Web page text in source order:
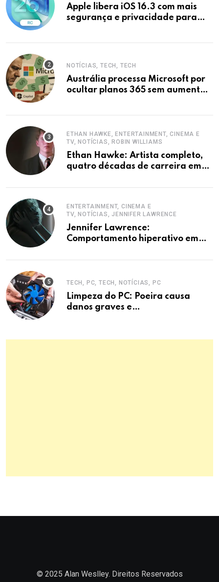
Apple libera iOS 16.3 com mais
segurança e privacidade para
NOTÍCIAS, TECH, TECH
Austrália processa Microsoft por
ocultar planos 365 sem aumento e
ETHAN HAWKE, ENTERTAINMENT, CINEMA E
TV, NOTÍCIAS, ROBIN WILLIAMS
Ethan Hawke: Artista completo,
quatro décadas de carreira em
ENTERTAINMENT, CINEMA E
TV, NOTÍCIAS, JENNIFER LAWRENCE
Jennifer Lawrence:
Comportamento hiperativo em
defesa.
TECH, PC, TECH, NOTÍCIAS, PC
Limpeza do PC: Poeira causa
danos graves e
© 2025 Alan Weslley. Direitos Reservados